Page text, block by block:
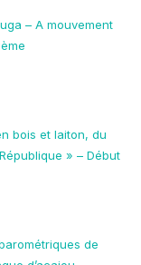
– A mouvement
bois et laiton, du
» – Début
de